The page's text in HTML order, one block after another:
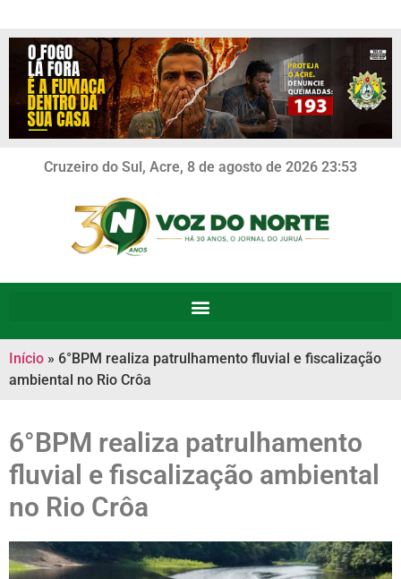
Cruzeiro do Sul, Acre, 8 de agosto de 2026 23:53
Início » 6°BPM realiza patrulhamento fluvial e fiscalização
ambiental no Rio Crôa
6°BPM realiza patrulhamento
fluvial e fiscalização ambiental
no Rio Crôa